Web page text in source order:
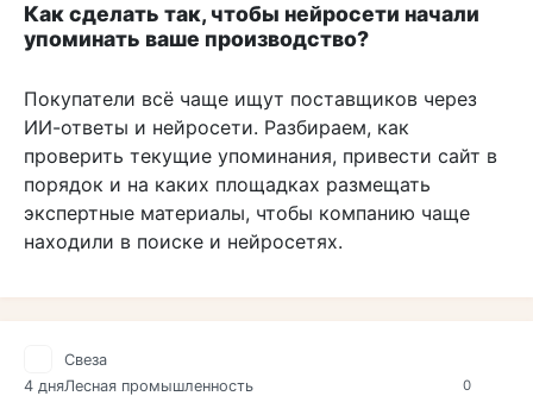
Как сделать так, чтобы нейросети начали
упоминать ваше производство?
Покупатели всё чаще ищут поставщиков через
ИИ-ответы и нейросети. Разбираем, как
проверить текущие упоминания, привести сайт в
порядок и на каких площадках размещать
экспертные материалы, чтобы компанию чаще
находили в поиске и нейросетях.
0
Свеза
4 дняЛесная промышленность